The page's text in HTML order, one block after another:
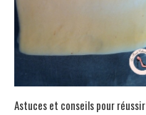
Astuces et conseils pour réussir